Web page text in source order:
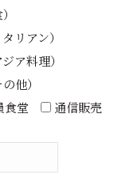
リアン）
ア料理）
他）
食堂 通信販売